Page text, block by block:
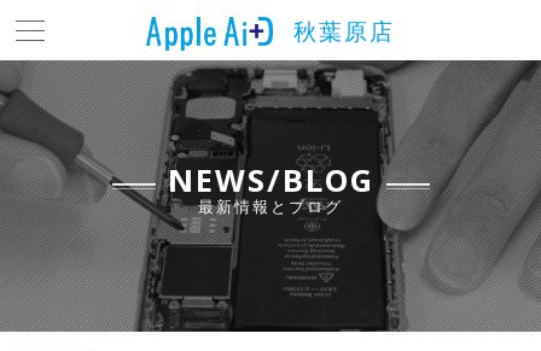
トップ
最新情報とブログ
料金表
よくある質問
店舗情報
アクセス
秋葉原店
NEWS/BLOG
最新情報とブログ